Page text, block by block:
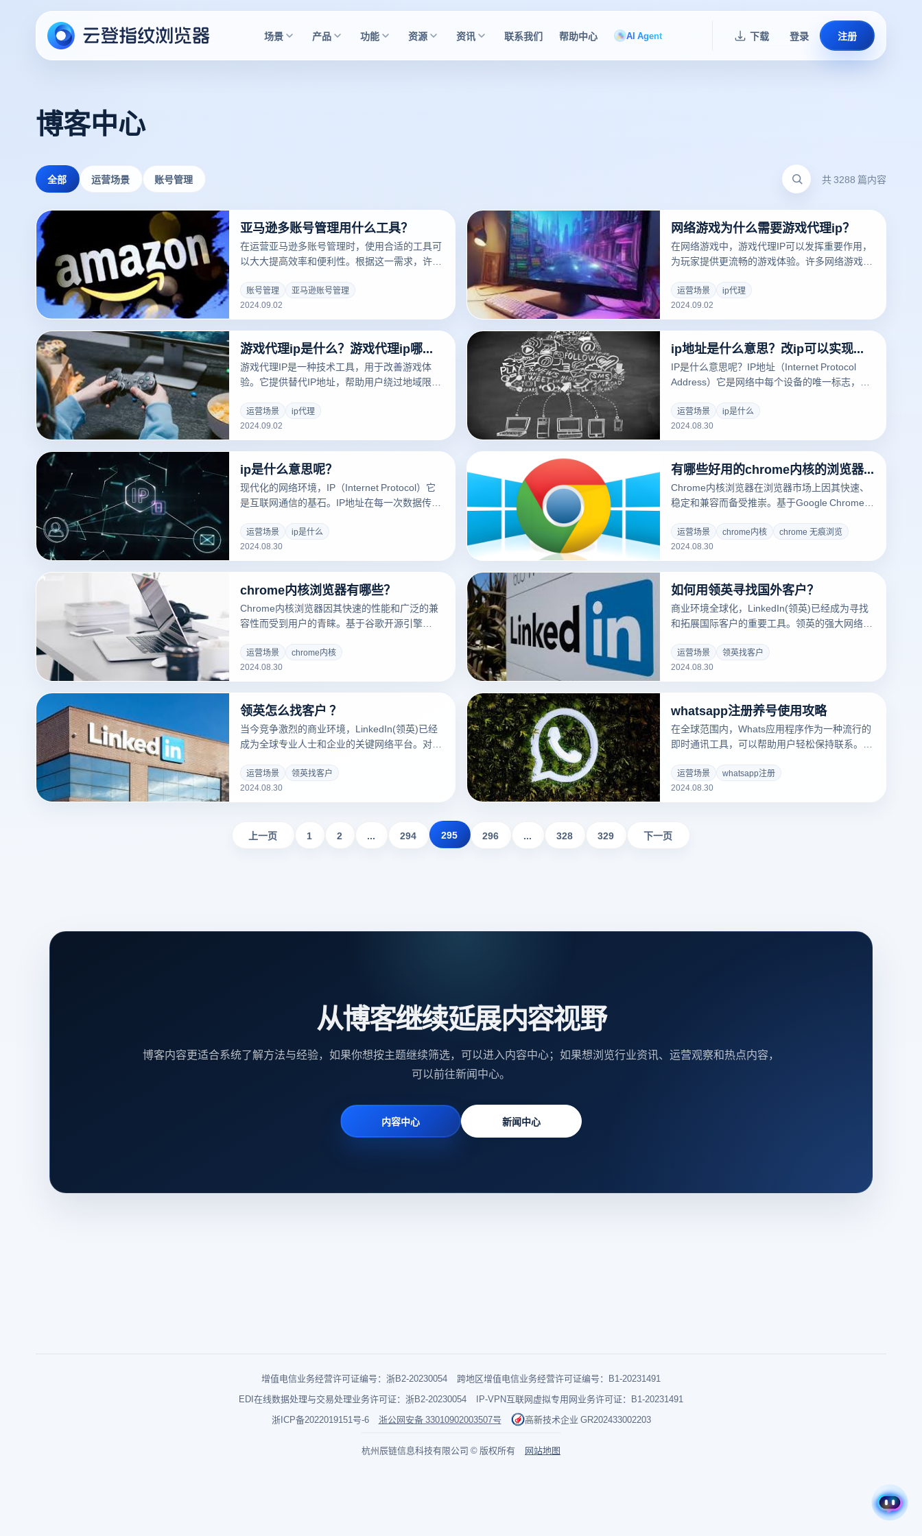
场景 产品 功能 资源 资讯 联系我们 帮助中心 AI Agent 下载 登录 注册
博客中心
全部 运营场景 账号管理 共 3288 篇内容
亚马逊多账号管理用什么工具？
在运营亚马逊多账号管理时，使用合适的工具可
以大大提高效率和便利性。根据这一需求，许多
作和监控。这些工具一般提供统一的管理页面，
方便用户在不同的账户之间切换，进行订单管
理、库存控制、财务跟踪等操作。选择合适的多
助你防止潜在的账户矛盾或错误操作，提高整体
工作效率。
账号管理
亚马逊账号管理
2024.09.02
网络游戏为什么需要游戏代理ip？
在网络游戏中，游戏代理IP可以发挥重要作用，
为玩家提供更流畅的游戏体验。许多网络游戏依
置、网络拥堵或区域限制可能会导致延迟和连
接。游戏代理IP可以帮助玩家绕过这些障碍，实
现更低的延迟和更稳定的连接。此外，它还可以
蔽或限制，从而获得更无缝的游戏体验。
运营场景
ip代理
2024.09.02
游戏代理ip是什么？游戏代理ip哪个好？
游戏代理IP是一种技术工具，用于改善游戏体
验。它提供替代IP地址，帮助用户绕过地域限
戏代理IP可以显著提升你的游戏体验，让你玩游
戏更顺畅，连接到全球服务器。在选择游戏代理
IP时，应考虑稳定性、速度、安全性和服务器位
运营场景
ip代理
2024.09.02
ip地址是什么意思？改ip可以实现防关联吗？
IP是什么意思呢？IP地址（Internet Protocol
Address）它是网络中每个设备的唯一标志，使
设备。简单地说，IP地址就像网络设备的“邮寄
地址”，以确保信息能够准确地发送。然而，在
某些情况下，用户可能希望隐藏或更改他们的IP
是否能有效地防止关联性？本文将探讨IP地址的
基本概念，以及更改IP地址是否能有效地防止关
联性和跟踪机制。
运营场景
ip是什么
2024.08.30
ip是什么意思呢？
现代化的网络环境，IP（Internet Protocol）它
是互联网通信的基石。IP地址在每一次数据传输
子邮件还是玩网络游戏。简而言之，IP地址是每
个连接到互联网的设备的唯一标志，使设备能够
在网络中相互识别和传播。本文将深入探讨IP的
IP地址及其在网络中的作用，帮助您更好地了解
这一重要的网络技术基础。
运营场景
ip是什么
2024.08.30
有哪些好用的chrome内核的浏览器？
Chrome内核浏览器在浏览器市场上因其快速、
稳定和兼容而备受推崇。基于Google Chrome的
核心，提供了不同的功能和客户体验。这类浏览
器不仅继承了Chrome的核心优势，而且在隐私
保护、界面设计和扩展功能等方面也进行了独特
览器，分析其特点和优点，帮助用户根据自己的
需要找到最合适的浏览器选择。
运营场景 chrome内核
chrome 无痕浏览
2024.08.30
chrome内核浏览器有哪些？
Chrome内核浏览器因其快速的性能和广泛的兼
容性而受到用户的青睐。基于谷歌开源引擎
能，许多其他浏览器也使用了这个核心。这些浏
览器不仅继承了Chrome的高效性能，而且在界
面设计、隐私保护和功能扩展方面进行了优化和
器，讨论它们各自的特点和特点，帮助用户选择
最适合自己需求的浏览器。
运营场景
chrome内核
2024.08.30
如何用领英寻找国外客户？
商业环境全球化，LinkedIn(领英)已经成为寻找
和拓展国际客户的重要工具。领英的强大网络和
的潜在用户，无论是开拓新市场，建立国际业务
谈判，还是寻找合作伙伴。利用领英的全球平
台，可以有效识别和接触符合要求的外国客户。
个人和企业页面，运用准确的搜索策略，建立有
效的网络关系，通过主动沟通和内容运营吸引国
际客户。
运营场景
领英找客户
2024.08.30
领英怎么找客户 ？
当今竞争激烈的商业环境，LinkedIn(领英)已经
成为全球专业人士和企业的关键网络平台。对于
资源和行业洞察力，而且具有强大的搜索和连接
功能。知道如何高效利用领英来定位和吸引客
户，可以显著提高商机和市场发展。本文将介绍
如何通过领英找到和吸引客户，帮助你在这个平
台上建立宝贵的业务往来，从建立醒目的个人和
企业页面，到利用先进的搜索功能和网络拓展策
运营场景
领英找客户
2024.08.30
whatsapp注册养号使用攻略
在全球范围内，Whats应用程序作为一种流行的
即时通讯工具，可以帮助用户轻松保持联系。然
账户并不总是那么简单，尤其是在需要避免区域
限制或保护隐私的情况下。了解如何正确注册、
略，包括从注册账户的初步步骤到有效的“维护
运营场景
whatsapp注册
2024.08.30
上一页 1 2 ... 294 295 296 ... 328 329 下一页
从博客继续延展内容视野
博客内容更适合系统了解方法与经验，如果你想按主题继续筛选，可以进入内容中心；如果想浏览行业资讯、运营观察和热点内容，
可以前往新闻中心。
内容中心 新闻中心
增值电信业务经营许可证编号：浙B2-20230054
跨地区增值电信业务经营许可证编号：B1-20231491
EDI在线数据处理与交易处理业务许可证：浙B2-20230054
IP-VPN互联网虚拟专用网业务许可证：B1-20231491
浙ICP备2022019151号-6
浙公网安备 33010902003507号 高新技术企业 GR202433002203
杭州辰链信息科技有限公司 © 版权所有 网站地图